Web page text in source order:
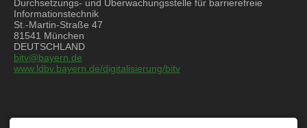
Durchsetzungs- und Überwachungsstelle für barrierefreie
Informationstechnik
St.-Martin-Straße 47
81541 München
DEUTSCHLAND
bitv@bayern.de
www.ldbv.bayern.de/digitalisierung/bitv